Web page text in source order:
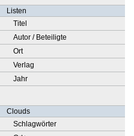
Listen
Titel
Autor / Beteiligte
Ort
Verlag
Jahr
Clouds
Schlagwörter